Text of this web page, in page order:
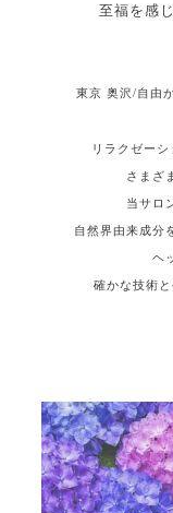
至福を感
東京 奥沢/自由
リラクゼーシ
さまざ
当サロ
自然界由来成分
ヘ
確かな技術